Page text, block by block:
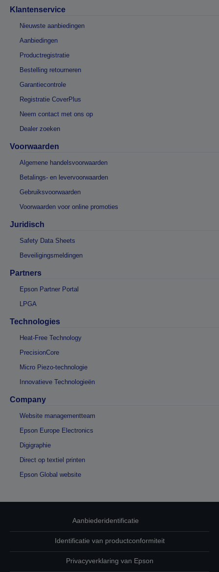
Klantenservice
Nieuwste aanbiedingen
Aanbiedingen
Productregistratie
Bestelling retourneren
Garantiecontrole
Registratie CoverPlus
Neem contact met ons op
Dealer zoeken
Voorwaarden
Algemene handelsvoorwaarden
Betalings- en levervoorwaarden
Gebruiksvoorwaarden
Voorwaarden voor online promoties
Juridisch
Safety Data Sheets
Beveiligingsmeldingen
Partners
Epson Partner Portal
LPGA
Technologies
Heat-Free Technology
PrecisionCore
Micro Piezo-technologie
Innovatieve Technologieën
Company
Website managementteam
Epson Europe Electronics
Digigraphie
Direct op textiel printen
Epson Global website
Aanbiederidentificatie
Identificatie van productconformiteit
Privacyverklaring van Epson